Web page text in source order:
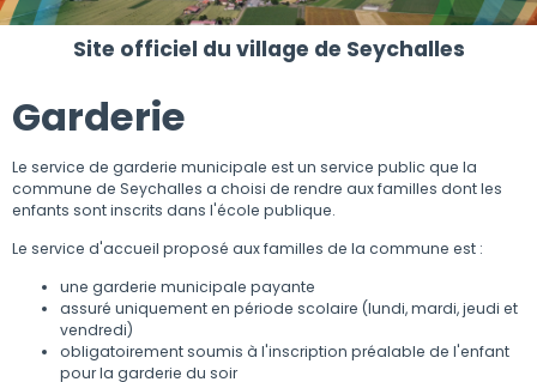
Site officiel du village de Seychalles
Garderie
Le service de garderie municipale est un service public que la
commune de Seychalles a choisi de rendre aux familles dont les
enfants sont inscrits dans l'école publique.
Le service d'accueil proposé aux familles de la commune est :
une garderie municipale payante
assuré uniquement en période scolaire (lundi, mardi, jeudi et
vendredi)
obligatoirement soumis à l'inscription préalable de l'enfant
pour la garderie du soir